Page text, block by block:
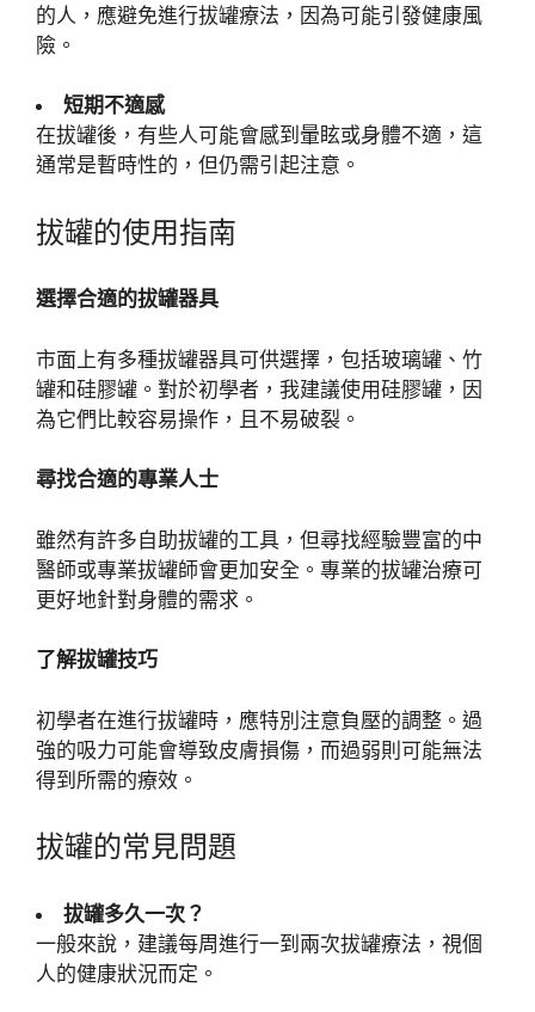
的人，應避免進行拔罐療法，因為可能引發健康風
險。
短期不適感
在拔罐後，有些人可能會感到暈眩或身體不適，這
通常是暫時性的，但仍需引起注意。
拔罐的使用指南
選擇合適的拔罐器具
市面上有多種拔罐器具可供選擇，包括玻璃罐、竹
罐和硅膠罐。對於初學者，我建議使用硅膠罐，因
為它們比較容易操作，且不易破裂。
尋找合適的專業人士
雖然有許多自助拔罐的工具，但尋找經驗豐富的中
醫師或專業拔罐師會更加安全。專業的拔罐治療可
更好地針對身體的需求。
了解拔罐技巧
初學者在進行拔罐時，應特別注意負壓的調整。過
強的吸力可能會導致皮膚損傷，而過弱則可能無法
得到所需的療效。
拔罐的常見問題
拔罐多久一次？
一般來說，建議每周進行一到兩次拔罐療法，視個
人的健康狀況而定。